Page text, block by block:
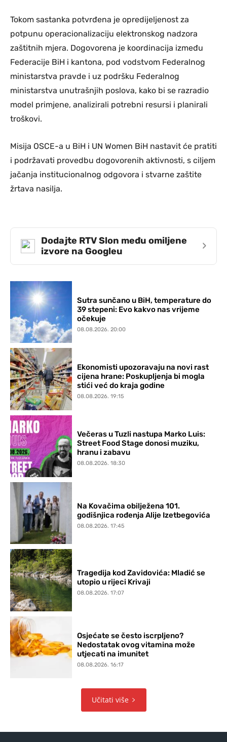
Tokom sastanka potvrđena je opredijeljenost za
potpunu operacionalizaciju elektronskog nadzora
zaštitnih mjera. Dogovorena je koordinacija između
Federacije BiH i kantona, pod vodstvom Federalnog
ministarstva pravde i uz podršku Federalnog
ministarstva unutrašnjih poslova, kako bi se razradio
model primjene, analizirali potrebni resursi i planirali
troškovi.
Misija OSCE-a u BiH i UN Women BiH nastavit će pratiti
i podržavati provedbu dogovorenih aktivnosti, s ciljem
jačanja institucionalnog odgovora i stvarne zaštite
žrtava nasilja.
Dodajte RTV Slon među omiljene
izvore na Googleu
›
Sutra sunčano u BiH, temperature do
39 stepeni: Evo kakvo nas vrijeme
očekuje
08.08.2026. 20:00
Ekonomisti upozoravaju na novi rast
cijena hrane: Poskupljenja bi mogla
stići već do kraja godine
08.08.2026. 19:15
Večeras u Tuzli nastupa Marko Luis:
Street Food Stage donosi muziku,
hranu i zabavu
08.08.2026. 18:30
Na Kovačima obilježena 101.
godišnjica rođenja Alije Izetbegovića
08.08.2026. 17:45
Tragedija kod Zavidovića: Mladić se
utopio u rijeci Krivaji
08.08.2026. 17:07
Osjećate se često iscrpljeno?
Nedostatak ovog vitamina može
utjecati na imunitet
08.08.2026. 16:17
Učitati više